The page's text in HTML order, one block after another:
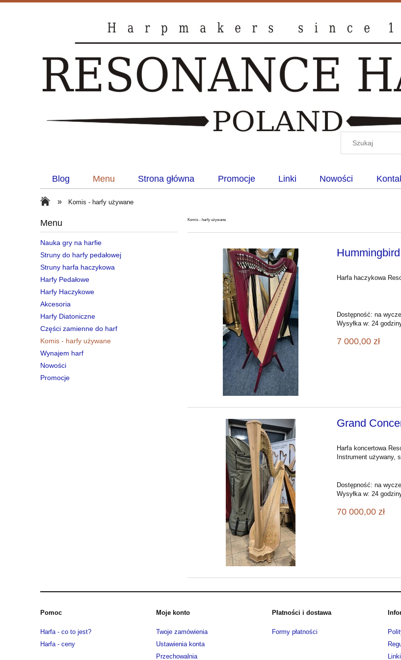
Blog Menu Strona główna Promocje Linki Nowości
» Komis - harfy używane
Menu
Nauka gry na harfie
Struny do harfy pedałowej
Struny harfa haczykowa
Harfy Pedałowe
Harfy Haczykowe
Akcesoria
Harfy Diatoniczne
Części zamienne do harf
Komis - harfy używane
Wynajem harf
Nowości
Promocje
Komis - harfy używane
Harfa haczykowa
Dostępność: na
Wysyłka w: 24
7 000,00 zł
Grand
Harfa koncertowa
Instrument używany,
Dostępność: na
Wysyłka w: 24
70 000,00 zł
Pomoc
Harfa - co to jest?
Harfa - ceny
Moje konto
Twoje zamówienia
Ustawienia konta
Przechowalnia
Płatności i dostawa
Formy płatności
Linki